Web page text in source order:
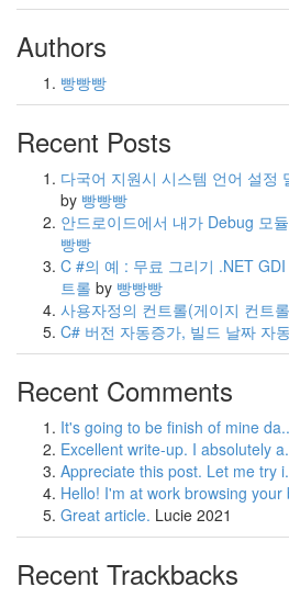
Authors
빵빵빵
Recent Posts
다국어 지원시 시스템 언어 설정
by 빵빵빵
안드로이드에서 내가 Debug 모
빵빵
C #의 예 : 무료 그리기 .NET
트롤 by 빵빵빵
사용자정의 컨트롤(게이지 컨트
C# 버전 자동증가, 빌드 날짜 자
Recent Comments
It's going to be finish of mine
Excellent write-up. I absolutely
Appreciate this post. Let me try
Hello! I'm at work browsing your
Great article. Lucie 2021
Recent Trackbacks